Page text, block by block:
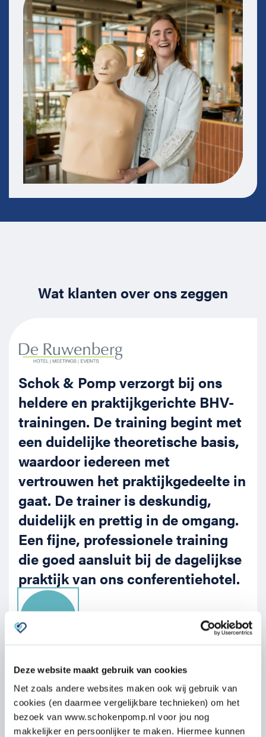
Deze website maakt gebruik van cookies
Net zoals andere websites maken ook wij gebruik van
cookies (en daarmee vergelijkbare technieken) om het
bezoek van www.schokenpomp.nl voor jou nog
makkelijker en persoonlijker te maken. Hiermee kunnen
Wat klanten over ons zeggen
Schok & Pomp verzorgt bij ons
heldere en praktijkgerichte BHV-
trainingen. De training begint met
een duidelijke theoretische basis,
waardoor iedereen met
vertrouwen het praktijkgedeelte in
gaat. De trainer is deskundig,
duidelijk en prettig in de omgang.
Een fijne, professionele training
die goed aansluit bij de dagelijkse
praktijk van ons conferentiehotel.
8.9